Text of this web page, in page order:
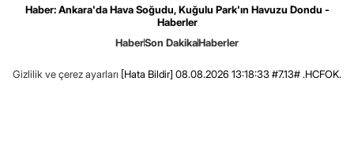
Haber: Ankara'da Hava Soğudu, Kuğulu Park'ın Havuzu Dondu -
Haberler
HaberSon DakikaHaberler
Gizlilik ve çerez ayarları [Hata Bildir] 08.08.2026 13:18:33 #7.13# .HCFOK.